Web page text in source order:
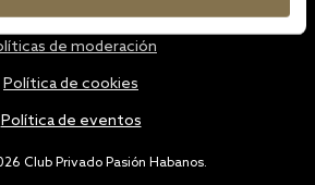
Club Privado Pasión Habanos.
de moderación
Política de cookies
Política de eventos